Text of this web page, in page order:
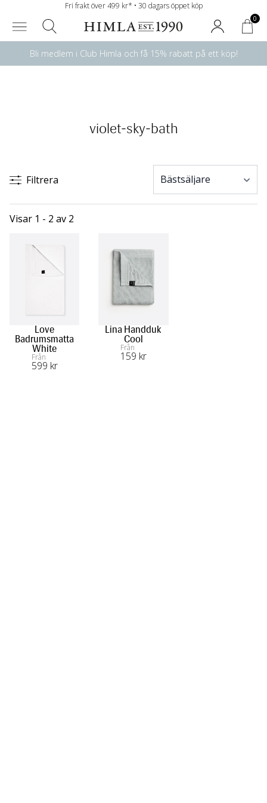
Fri frakt över 499 kr* • 30 dagars öppet köp
0
Bli medlem i Club Himla och få 15% rabatt på ett köp!
violet-sky-bath
Filtrera
Visar 1 - 2 av 2
Love
Badrumsmatta
White
Från
599 kr
Lina Handduk
Cool
Från
159 kr